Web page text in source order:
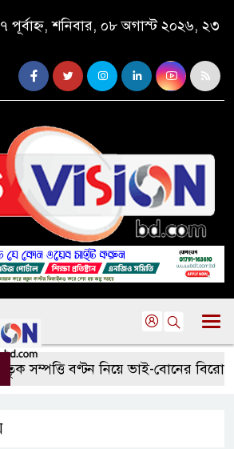
পূর্বাহ্ন, শনিবার, ০৮ অগাস্ট ২০২৬, ২৩
বণ্টন নিয়ে ভাই-বোনের বিরোধ,